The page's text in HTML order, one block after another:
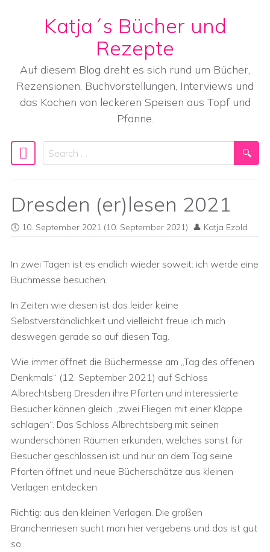
Skip to content
Katja´s Bücher und
Rezepte
Auf diesem Blog dreht es sich rund um Bücher,
Rezensionen, Buchvorstellungen, Interviews und
das Kochen von leckeren Speisen aus Topf und
Pfanne.
Main Navigation
Search
Dresden (er)lesen 2021
10. September 2021 (10. September 2021) Katja Ezold
In zwei Tagen ist es endlich wieder soweit: ich werde eine
Buchmesse besuchen.
In Zeiten wie diesen ist das leider keine
Selbstverständlichkeit und vielleicht freue ich mich
deswegen gerade so auf diesen Tag.
Wie immer öffnet die Büchermesse am „Tag des offenen
Denkmals“ (12. September 2021) auf Schloss
Albrechtsberg Dresden ihre Pforten und interessierte
Besucher können gleich „zwei Fliegen mit einer Klappe
schlagen“. Das Schloss Albrechtsberg mit seinen
wunderschönen Räumen erkunden, welches sonst für
Besucher geschlossen ist und nur an dem Tag seine
Pforten öffnet und neue Bücherschätze aus kleinen
Verlagen entdecken.
Richtig: aus den kleinen Verlagen. Die großen
Branchenriesen sucht man hier vergebens und das ist gut
so.